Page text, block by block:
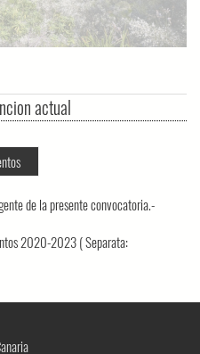
actual
de la presente convocatoria.-
2020-2023 ( Separata: